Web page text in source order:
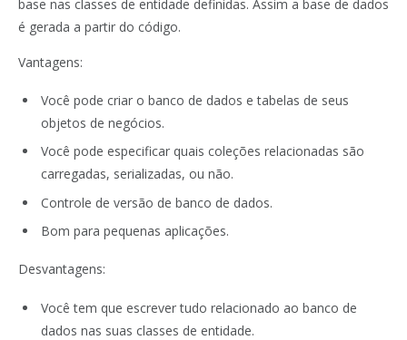
base nas classes de entidade definidas. Assim a base de dados
é gerada a partir do código.
Vantagens:
Você pode criar o banco de dados e tabelas de seus
objetos de negócios.
Você pode especificar quais coleções relacionadas são
carregadas, serializadas, ou não.
Controle de versão de banco de dados.
Bom para pequenas aplicações.
Desvantagens:
Você tem que escrever tudo relacionado ao banco de
dados nas suas classes de entidade.